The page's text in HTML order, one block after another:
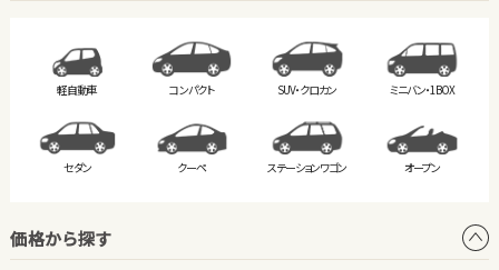
軽自動車 コンパクト SUV・クロカン ミニバン・1BOX
セダン クーペ ステーションワゴン オープン
価格から探す